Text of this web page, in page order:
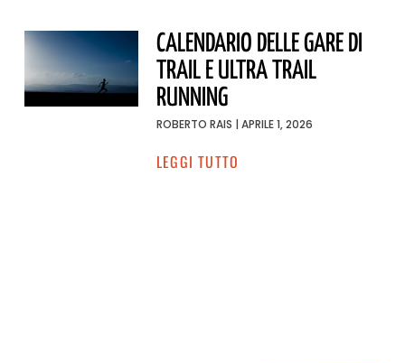
CALENDARIO DELLE GARE DI
TRAIL E ULTRA TRAIL
RUNNING
ROBERTO RAIS APRILE 1, 2026
LEGGI TUTTO